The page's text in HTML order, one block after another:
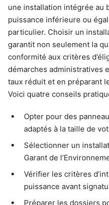
une installation intégrée au
puissance inférieure ou
particulier. Choisir un
garantit non seulement la
conformité aux critères
démarches administratives
taux réduit et en préparant
Voici quatre conseils
Opter pour des
adaptés à la taille de
Sélectionner un
Garant de
Vérifier les critères
puissance avant
Préparer les dossiers